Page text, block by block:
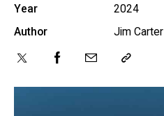
Year
2024
Author
Jim Carter